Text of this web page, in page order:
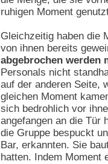
ruhigen Moment
Gleichzeitig haben die
von ihnen bereits
abgebrochen
Personals nicht
auf der anderen Seite,
gleichen Moment
sich bedrohlich vor
angefangen an die Tür
die Gruppe bespuckt
Bar, erkannten. Sie
hatten. Indem Moment